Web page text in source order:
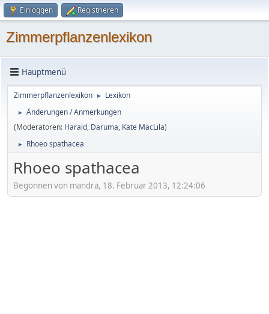
Einloggen Registrieren
Zimmerpflanzenlexikon
Hauptmenü
Zimmerpflanzenlexikon ► Lexikon
►
Änderungen / Anmerkungen
(Moderatoren: Harald, Daruma, Kate MacLila)
► Rhoeo spathacea
Rhoeo spathacea
Begonnen von mandra, 18. Februar 2013, 12:24:06